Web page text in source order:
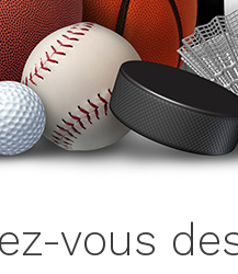
Author:
Atakan
Au
|
Docs:
https://
wp-
plugin.html
vous